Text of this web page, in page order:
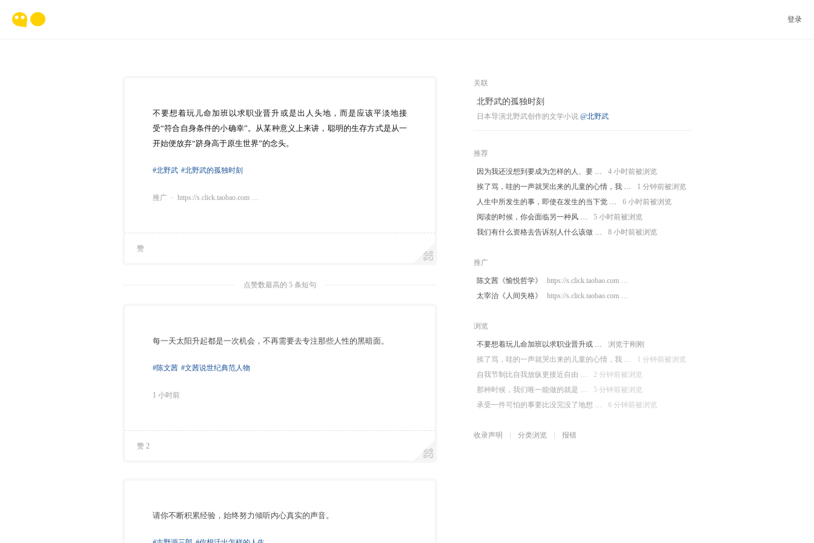
登录
不要想着玩儿命加班以求职业晋升或是出人头地，而是应该平淡地接
受“符合自身条件的小确幸”。从某种意义上来讲，聪明的生存方式是从一
开始便放弃“跻身高于原生世界”的念头。
#北野武 #北野武的孤独时刻
推广 https://s.click.taobao.com …
赞
点赞数最高的 5 条短句
每一天太阳升起都是一次机会，不再需要去专注那些人性的黑暗面。
#陈文茜 #文茜说世纪典范人物
1 小时前
赞 2
请你不断积累经验，始终努力倾听内心真实的声音。
关联
北野武的孤独时刻
日本导演北野武创作的文学小说 @北野武
推荐
因为我还没想到要成为怎样的人、要 …
4 小时前被浏览
挨了骂，哇的一声就哭出来的儿童的心情，我 …
1 分钟前被浏览
人生中所发生的事，即使在发生的当下觉 …
6 小时前被浏览
阅读的时候，你会面临另一种风 …
5 小时前被浏览
我们有什么资格去告诉别人什么该做 …
8 小时前被浏览
推广
陈文茜《愉悦哲学》
https://s.click.taobao.com …
太宰治《人间失格》
https://s.click.taobao.com …
浏览
不要想着玩儿命加班以求职业晋升或 …
浏览于刚刚
挨了骂，哇的一声就哭出来的儿童的心情，我 …
1 分钟前被浏览
自我节制比自我放纵更接近自由 …
2 分钟前被浏览
那种时候，我们唯一能做的就是 …
5 分钟前被浏览
承受一件可怕的事要比没完没了地想 …
6 分钟前被浏览
收录声明 分类浏览 报错